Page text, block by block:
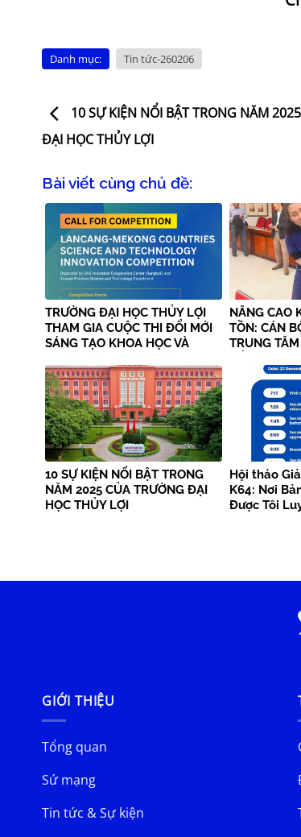
Danh mục: Tin tức-260206
10 SỰ KIỆN NỔI BẬT TRONG NĂM
ĐẠI HỌC THỦY LỢI
Bài viết cùng chủ đề:
TRƯỜNG ĐẠI HỌC THỦY LỢI
THAM GIA CUỘC THI ĐỔI MỚI
SÁNG TẠO KHOA HỌC VÀ
LANGCANG – MEKONG
NÂNG CAO
TỒN: CÁN
TRUNG
TẬP HUẤN
10 SỰ KIỆN NỔI BẬT TRONG
NĂM 2025 CỦA TRƯỜNG ĐẠI
HỌC THỦY LỢI
Hội thảo
K64: Nơi
Được Tôi
GIỚI THIỆU
Tổng quan
Sứ mạng
Tin tức & Sự kiện